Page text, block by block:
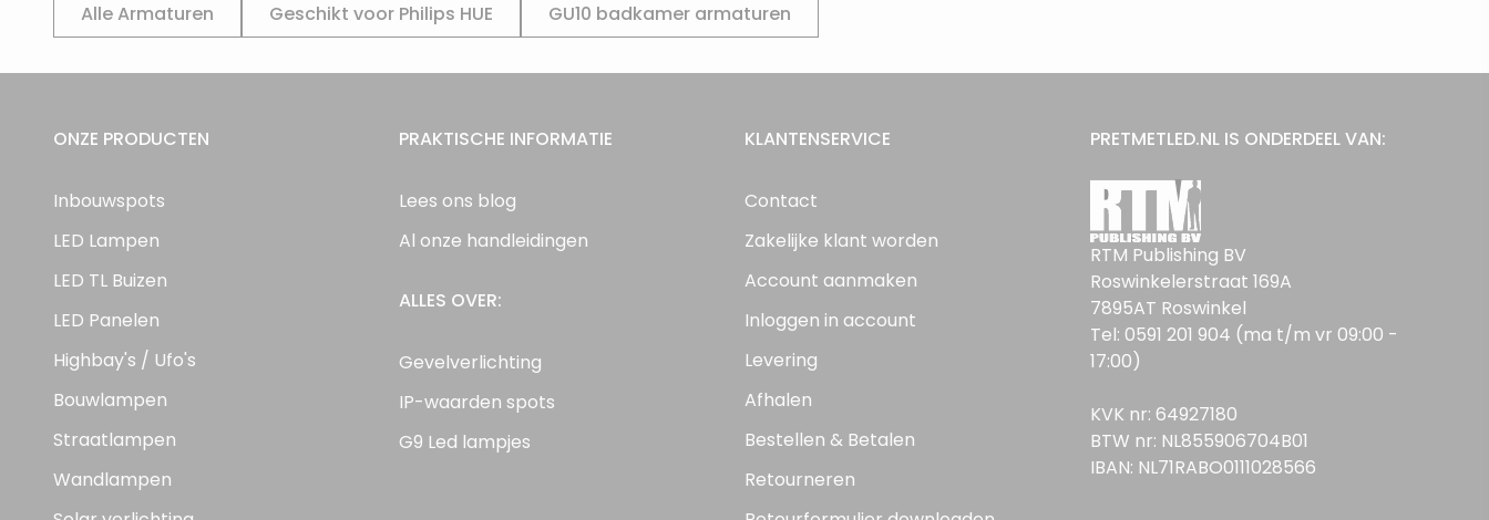
Alle Armaturen Geschikt voor Philips HUE GU10 badkamer armaturen
ONZE PRODUCTEN
Inbouwspots
LED Lampen
LED TL Buizen
LED Panelen
Highbay's / Ufo's
Bouwlampen
Straatlampen
Wandlampen
PRAKTISCHE INFORMATIE
Lees ons blog
Al onze handleidingen
ALLES OVER:
Gevelverlichting
IP-waarden spots
G9 Led lampjes
KLANTENSERVICE
Contact
Zakelijke klant worden
Account aanmaken
Inloggen in account
Levering
Afhalen
Bestellen & Betalen
Retourneren
PRETMETLED.NL IS ONDERDEEL VAN:
RTM Publishing BV
Roswinkelerstraat 169A
7895AT Roswinkel
Tel: 0591 201 904 (ma t/m vr 09:00 -
17:00)
KVK nr: 64927180
BTW nr: NL855906704B01
IBAN: NL71RABO0111028566